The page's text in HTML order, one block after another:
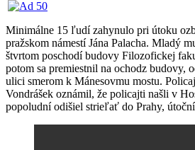
Minimálne 15 ľudí zahynulo pri útoku ozbrojeného strelca na
pražskom námestí Jána Palacha. Mladý
štvrtom poschodí budovy Filozofickej
potom sa premiestnil na ochodz
ulici smerom k Mánesovmu mostu.
Vondrášek oznámil, že policajti našli v
popoludní odišiel strieľať do Prahy,